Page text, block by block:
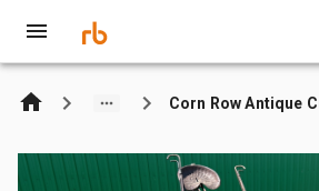
Corn Row Antique